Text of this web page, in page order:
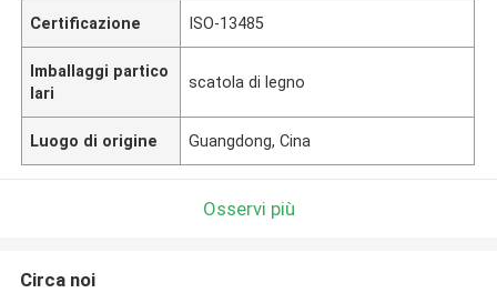
Certificazione ISO-13485
Imballaggi partico
lari
scatola di legno
Luogo di origine Guangdong, Cina
Osservi più
Circa noi